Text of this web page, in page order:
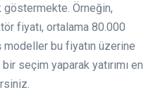
Örneğin,
fiyatı, ortalama 80.000
modeller bu fiyatın üzerine
seçim yaparak yatırımı en